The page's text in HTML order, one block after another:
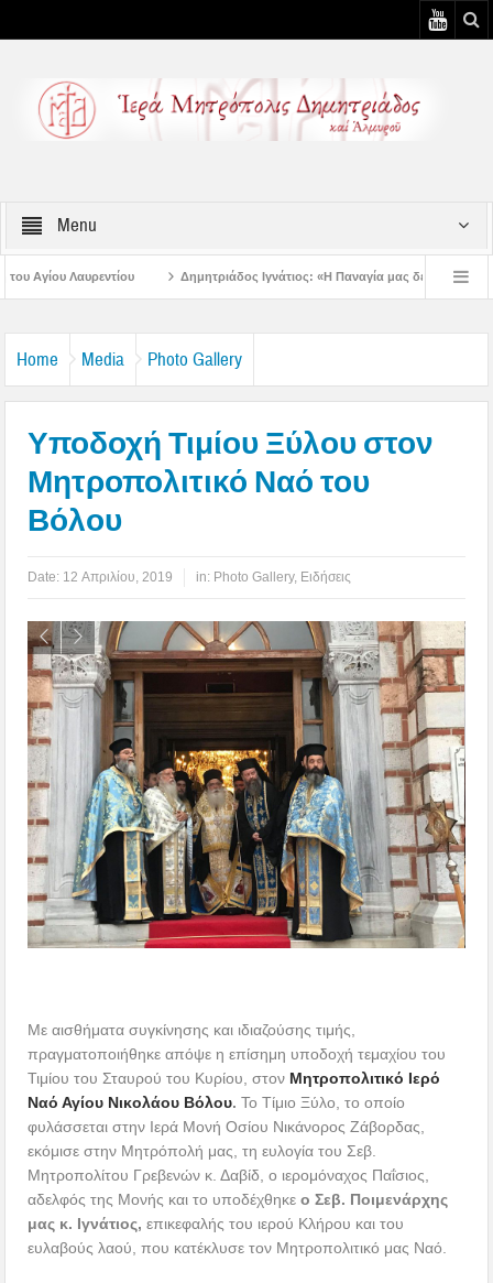
Menu
Δημητριάδος Ιγνάτιος: «Η Παναγία μας δείχνει τον δρόμο της
Home Media Photo Gallery
Υποδοχή Τιμίου Ξύλου στον
Μητροπολιτικό Ναό του
Βόλου
Date: 12 Απριλίου, 2019 in: Photo Gallery, Ειδήσεις
Με αισθήματα συγκίνησης και ιδιαζούσης τιμής,
πραγματοποιήθηκε απόψε η επίσημη υποδοχή τεμαχίου του
Τιμίου του Σταυρού του Κυρίου, στον Μητροπολιτικό Ιερό
Ναό Αγίου Νικολάου Βόλου. Το Τίμιο Ξύλο, το οποίο
φυλάσσεται στην Ιερά Μονή Οσίου Νικάνορος Ζάβορδας,
εκόμισε στην Μητρόπολή μας, τη ευλογία του Σεβ.
Μητροπολίτου Γρεβενών κ. Δαβίδ, ο ιερομόναχος Παΐσιος,
αδελφός της Μονής και το υποδέχθηκεο Σεβ. Ποιμενάρχης
μας κ. Ιγνάτιος,επικεφαλής του ιερού Κλήρου και του
ευλαβούς λαού, που κατέκλυσε τον Μητροπολιτικό μας Ναό.